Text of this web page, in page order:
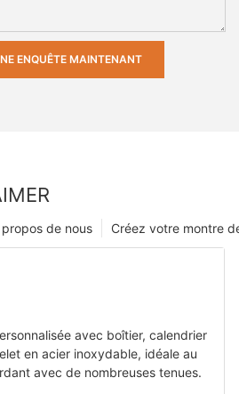
ENQUÊTE MAINTENANT
Créez votre montre
propos de nous